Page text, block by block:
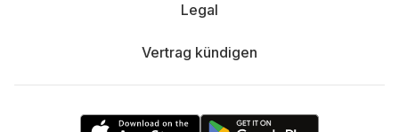
Legal
Vertrag kündigen